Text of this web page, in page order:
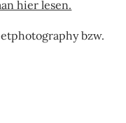
hier lesen.
bzw.